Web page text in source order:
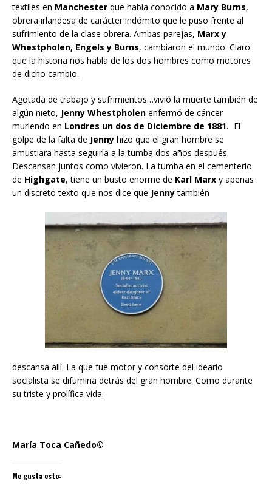
textiles en Manchester que había conocido a Mary Burns,
obrera irlandesa de carácter indómito que le puso frente al
sufrimiento de la clase obrera. Ambas parejas, Marx y
Whestpholen, Engels y Burns, cambiaron el mundo. Claro
que la historia nos habla de los dos hombres como motores
de dicho cambio.
Agotada de trabajo y sufrimientos…vivió la muerte también de
algún nieto, Jenny Whestpholen enfermó de cáncer
muriendo en Londres un dos de Diciembre de 1881. El
golpe de la falta de Jenny hizo que el gran hombre se
amustiara hasta seguirla a la tumba dos años después.
Descansan juntos como vivieron. La tumba en el cementerio
de Highgate, tiene un busto enorme de Karl Marx y apenas
un discreto texto que nos dice que Jennytambién
descansa allí. La que fue motor y consorte del ideario
socialista se difumina detrás del gran hombre. Como durante
su triste y prolífica vida.
María Toca Cañedo©
Me gusta esto: